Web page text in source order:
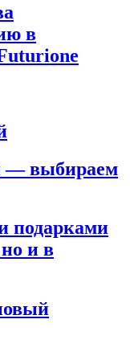
в
— выбираем
подарками
и в